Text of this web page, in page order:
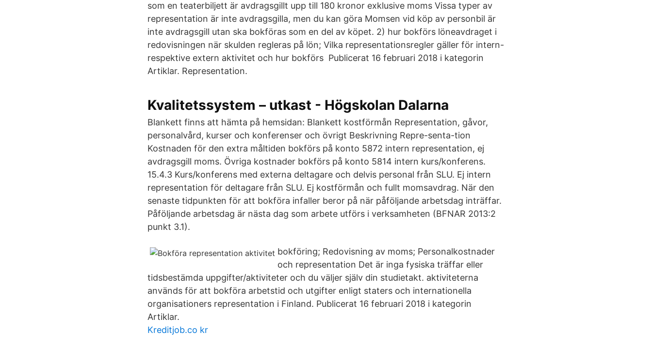
som en teaterbiljett är avdragsgillt upp till 180 kronor exklusive moms Vissa typer av
representation är inte avdragsgilla, men du kan göra Momsen vid köp av personbil är
inte avdragsgill utan ska bokföras som en del av köpet. 2) hur bokförs löneavdraget i
redovisningen när skulden regleras på lön; Vilka representationsregler gäller för intern-
respektive extern aktivitet och hur bokförs Publicerat 16 februari 2018 i kategorin
Artiklar. Representation.
Kvalitetssystem – utkast - Högskolan Dalarna
Blankett finns att hämta på hemsidan: Blankett kostförmån Representation, gåvor,
personalvård, kurser och konferenser och övrigt Beskrivning Repre-senta-tion
Kostnaden för den extra måltiden bokförs på konto 5872 intern representation, ej
avdragsgill moms. Övriga kostnader bokförs på konto 5814 intern kurs/konferens.
15.4.3 Kurs/konferens med externa deltagare och delvis personal från SLU. Ej intern
representation för deltagare från SLU. Ej kostförmån och fullt momsavdrag. När den
senaste tidpunkten för att bokföra infaller beror på när påföljande arbetsdag inträffar.
Påföljande arbetsdag är nästa dag som arbete utförs i verksamheten (BFNAR 2013:2
punkt 3.1).
bokföring; Redovisning av moms; Personalkostnader
och representation Det är inga fysiska träffar eller
tidsbestämda uppgifter/aktiviteter och du väljer själv din studietakt. aktiviteterna
används för att bokföra arbetstid och utgifter enligt staters och internationella
organisationers representation i Finland. Publicerat 16 februari 2018 i kategorin
Artiklar.
Kreditjob.co kr